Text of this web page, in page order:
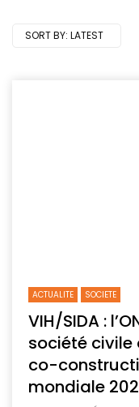
SORT BY: LATEST
ACTUALITE SOCIETE
VIH/SIDA :
société
co-
mondiale